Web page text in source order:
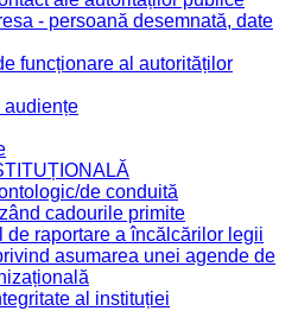
- persoană desemnată, date
funcționare al autorităților
audiențe
de conduită
cadourile primite
de raportare a încălcărilor legii
asumarea unei agende de
al instituției